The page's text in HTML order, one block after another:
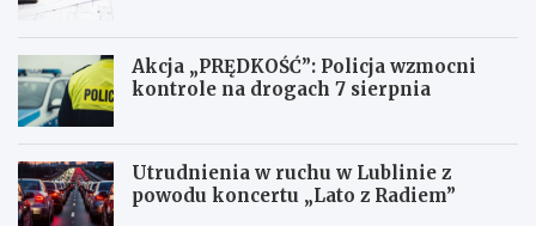
Akcja „PRĘDKOŚĆ”: Policja wzmocni
kontrole na drogach 7 sierpnia
Utrudnienia w ruchu w Lublinie z
powodu koncertu „Lato z Radiem”